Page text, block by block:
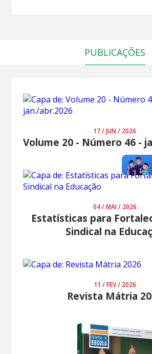
PUBLICAÇÕES
17 / JUN / 2026
Volume 20 - Número 46 -
04 / MAI / 2026
Estatísticas para
Sindical na
11 / FEV / 2026
Revista Mátria